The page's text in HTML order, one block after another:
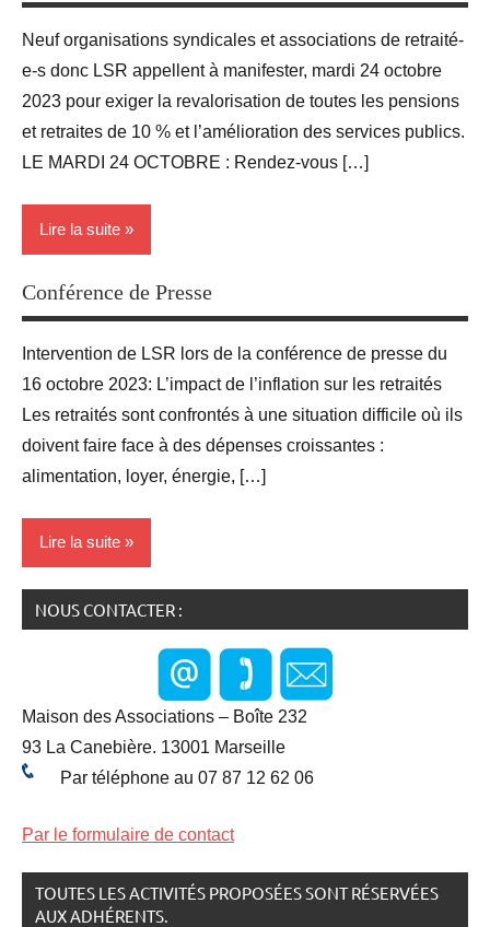
Neuf organisations syndicales et associations de retraité-
e-s donc LSR appellent à manifester, mardi 24 octobre
2023 pour exiger la revalorisation de toutes les pensions
et retraites de 10 % et l’amélioration des services publics.
LE MARDI 24 OCTOBRE : Rendez-vous […]
Lire la suite
Blog
des 9
Revendications
Conférence de Presse
Intervention de LSR lors de la conférence de presse du
16 octobre 2023: L’impact de l’inflation sur les retraités
Les retraités sont confrontés à une situation difficile où ils
doivent faire face à des dépenses croissantes :
alimentation, loyer, énergie, […]
Lire la suite
Blog
des 9
Revendications
NOUS CONTACTER :
Maison des Associations – Boîte 232
93 La Canebière. 13001 Marseille
Par téléphone au 07 87 12 62 06
Par le formulaire de contact
TOUTES LES ACTIVITÉS PROPOSÉES SONT RÉSERVÉES
AUX ADHÉRENTS.